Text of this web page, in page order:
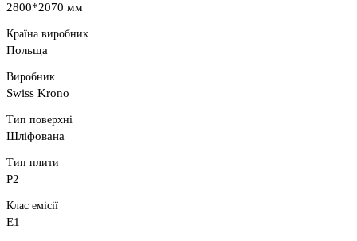
2800*2070 мм
Країна виробник
Польща
Виробник
Swiss Krono
Тип поверхні
Шліфована
Тип плити
P2
Клас емісії
E1